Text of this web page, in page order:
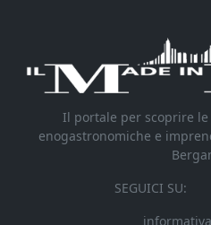
Il portale per scoprire
enogastronomiche e
SEGUICI SU: